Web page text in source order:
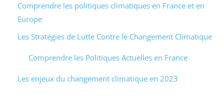
Comprendre les politiques climatiques en France et en
Europe
Les Stratégies de Lutte Contre le Changement Climatique
Comprendre les Politiques Actuelles en France
Les enjeux du changement climatique en 2023